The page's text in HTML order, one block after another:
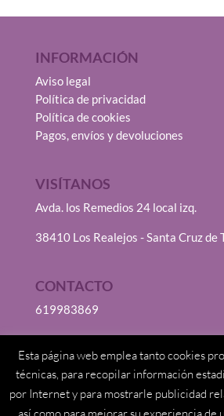
INFORMACIÓN
Aviso legal
Política de privacidad
Política de cookies
Pagos, envíos y devoluciones
VISÍTANOS
Avda. los Remedios 24 local izq.
38410 Los Realejos - Santa Cruz de
CONTACTO
619983869
info@mielmadrejuana.com
MI CUENTA
Mi cuenta
Esta página web emplea tanto cookies
técnicas, para recopilar información
por Internet y para mostrarle publicidad